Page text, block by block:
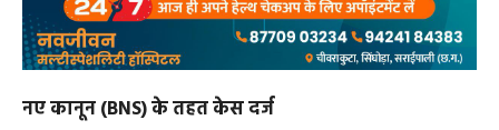
नए कानून (BNS) के तहत केस दर्ज